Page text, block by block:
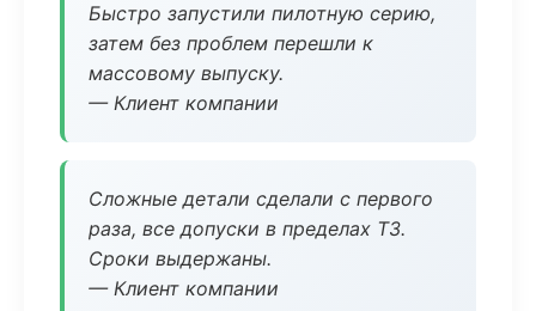
Быстро запустили пилотную серию,
затем без проблем перешли к
массовому выпуску.
— Клиент компании
Сложные детали сделали с первого
раза, все допуски в пределах ТЗ.
Сроки выдержаны.
— Клиент компании